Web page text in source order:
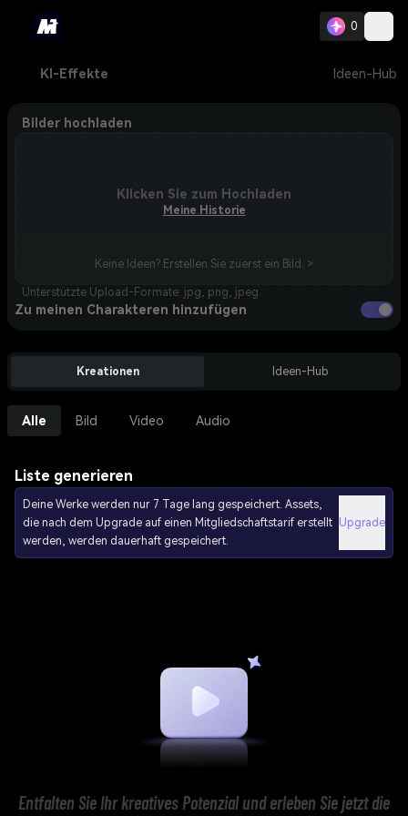
0
KI-Effekte Ideen-Hub
Bilder hochladen
Klicken Sie zum Hochladen
Meine Historie
Keine Ideen? Erstellen Sie zuerst ein Bild. >
Unterstützte Upload-Formate: jpg, png, jpeg.
Zu meinen Charakteren hinzufügen
Kreationen Ideen-Hub
Alle Bild Video Audio
Liste generieren
Deine Werke werden nur 7 Tage lang gespeichert. Assets,
die nach dem Upgrade auf einen Mitgliedschaftstarif erstellt
werden, werden dauerhaft gespeichert.
Upgrade
Entfalten Sie Ihr kreatives Potenzial und erleben Sie jetzt die